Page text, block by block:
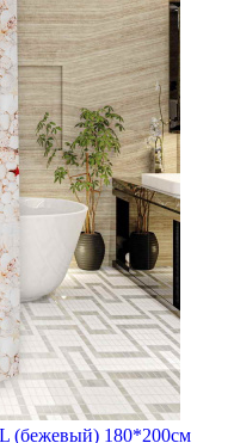
(бежевый) 180*200см